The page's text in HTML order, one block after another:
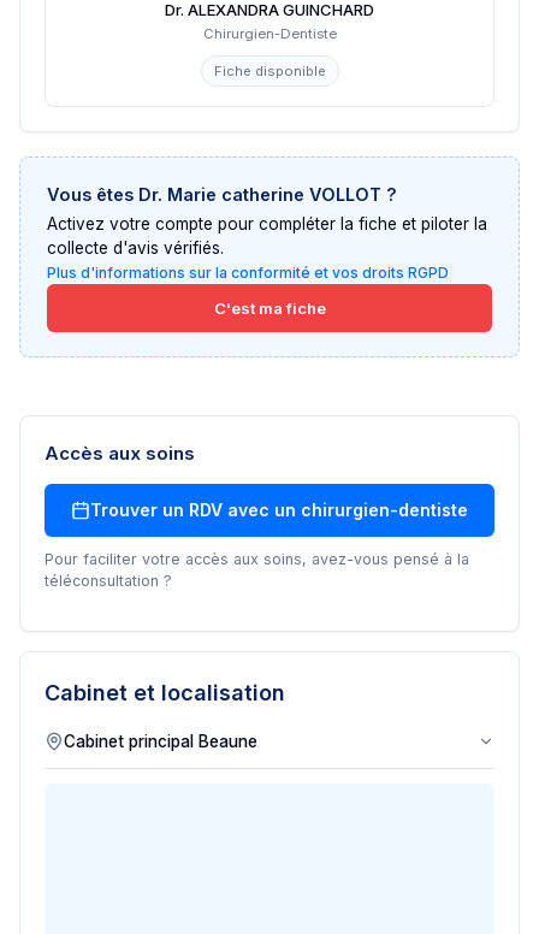
Dr. ALEXANDRA GUINCHARD
Chirurgien-Dentiste
Fiche disponible
Vous êtes Dr. Marie catherine VOLLOT ?
Activez votre compte pour compléter la fiche et piloter la
collecte d'avis vérifiés.
Plus d'informations sur la conformité et vos droits RGPD
C'est ma fiche
Accès aux soins
Trouver un RDV avec un chirurgien-dentiste
Pour faciliter votre accès aux soins, avez-vous pensé à la
téléconsultation ?
Cabinet et localisation